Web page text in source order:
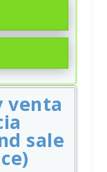
venta
sale